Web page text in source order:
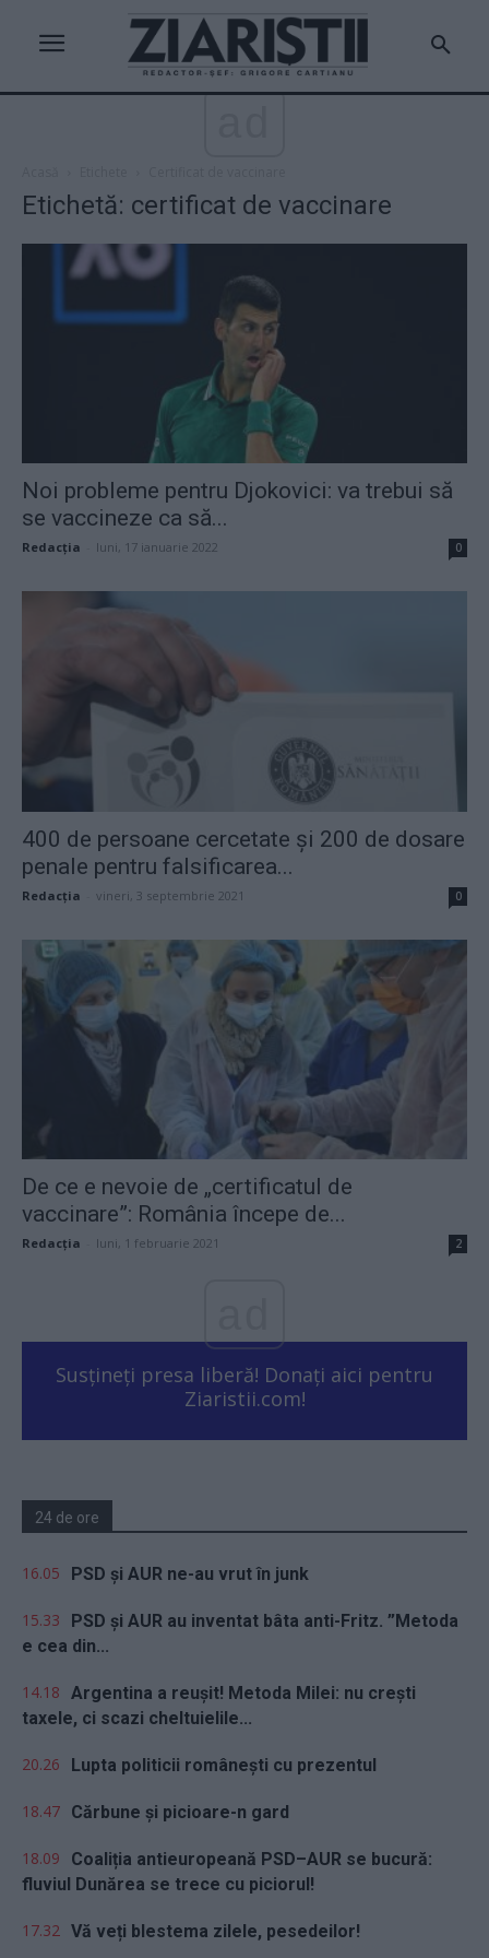
Etichetă: certificat de vaccinare
Noi probleme pentru Djokovici: va trebui să
se vaccineze ca să...
Redacţia luni, 17 ianuarie 2022 0
400 de persoane cercetate și 200 de dosare
penale pentru falsificarea...
Redacţia vineri, 3 septembrie 2021 0
De ce e nevoie de „certificatul de
vaccinare”: România începe de...
Redacţia luni, 1 februarie 2021 2
Susțineți presa liberă! Donați aici pentru
Ziaristii.com!
24 de ore
16.05 PSD și AUR ne-au vrut în junk
15.33
PSD și AUR au inventat bâta anti-Fritz. ”Metoda
e cea din...
14.18 Argentina a reușit! Metoda Milei: nu crești
taxele, ci scazi cheltuielile...
20.26 Lupta politicii românești cu prezentul
18.47 Cărbune și picioare-n gard
18.09
Coaliția antieuropeană PSD–AUR se bucură:
fluviul Dunărea se trece cu piciorul!
17.32 Vă veți blestema zilele, pesedeilor!